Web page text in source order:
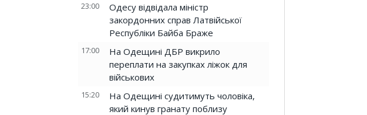
23:00
Одесу відвідала міністр
закордонних справ Латвійської
Республіки Байба Браже
17:00
На Одещині ДБР викрило
переплати на закупках ліжок для
військових
15:20
На Одещині судитимуть чоловіка,
який кинув гранату поблизу